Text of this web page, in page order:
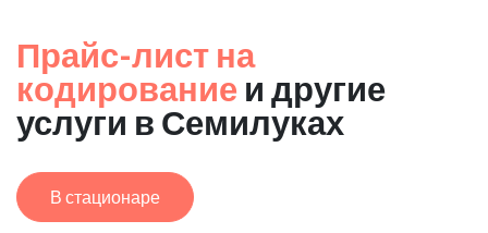
Прайс-лист на
кодирование и другие
услуги в Семилуках
В стационаре